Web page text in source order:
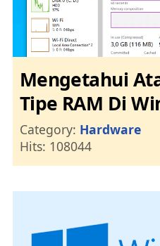
Mengetahui
Tipe RAM Di
Details
Category: Hardware
Hits: 108044